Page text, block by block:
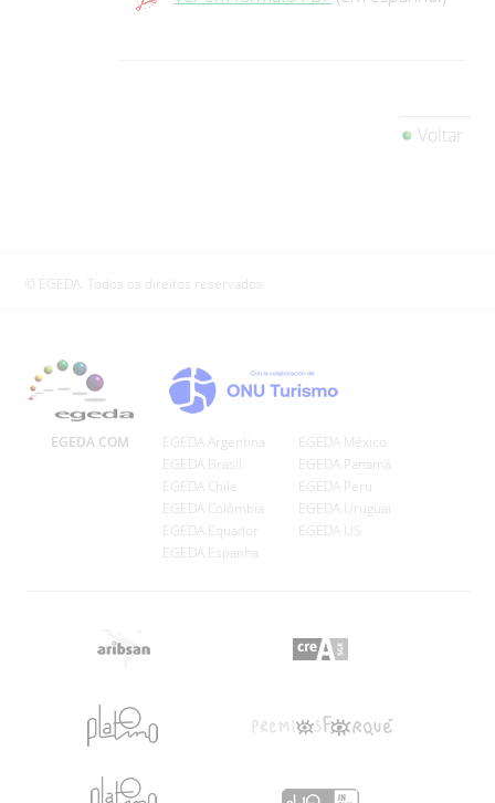
Voltar
© EGEDA. Todos os direitos reservados
EGEDA COM
EGEDA Argentina
EGEDA Brasil
EGEDA Chile
EGEDA Colômbia
EGEDA Equador
EGEDA Espanha
EGEDA México
EGEDA Panamá
EGEDA Peru
EGEDA Uruguai
EGEDA US